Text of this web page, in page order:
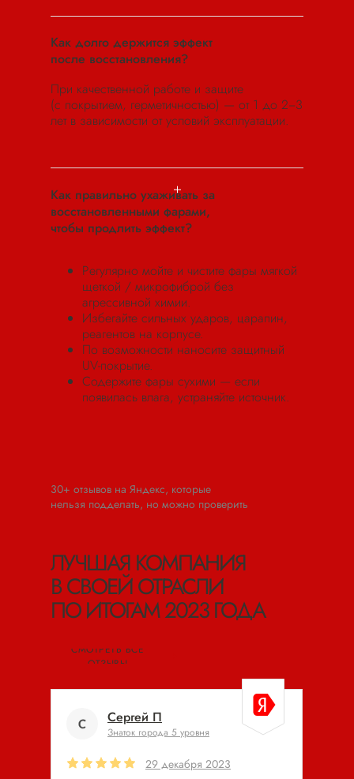
Как долго держится эффект
после восстановления?
При качественной работе и защите
(с покрытием, герметичностью) — от 1 до 2−3
лет в зависимости от условий эксплуатации.
Как правильно ухаживать за
восстановленными фарами,
чтобы продлить эффект?
Регулярно мойте и чистите фары мягкой
щеткой / микрофиброй без
агрессивной химии.
Избегайте сильных ударов, царапин,
реагентов на корпусе.
По возможности наносите защитный
UV-покрытие.
Содержите фары сухими — если
появилась влага, устраняйте источник.
ЛУЧШАЯ КОМПАНИЯ
В СВОЕЙ ОТРАСЛИ
ПО ИТОГАМ 2023 ГОДА
30+ отзывов на Яндекс, которые
нельзя подделать, но можно проверить
СМОТРЕТЬ ВСЕ
ОТЗЫВЫ
Сергей П
Знаток города 5 уровня
29 декабря 2023